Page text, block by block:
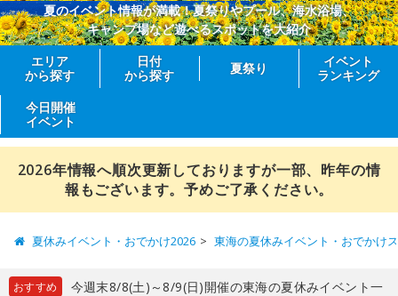
夏のイベント情報が満載！夏祭りやプール、海水浴場、
キャンプ場など遊べるスポットを大紹介
エリア
から探す
日付
から探す
夏祭り
イベント
ランキング
今日開催
イベント
2026年情報へ順次更新しておりますが一部、昨年の情
報もございます。予めご了承ください。
夏休みイベント・おでかけ2026 東海の夏休みイベント・おでかけ
おすすめ
今週末8/8(土)～8/9(日)開催の東海の夏休みイベント一